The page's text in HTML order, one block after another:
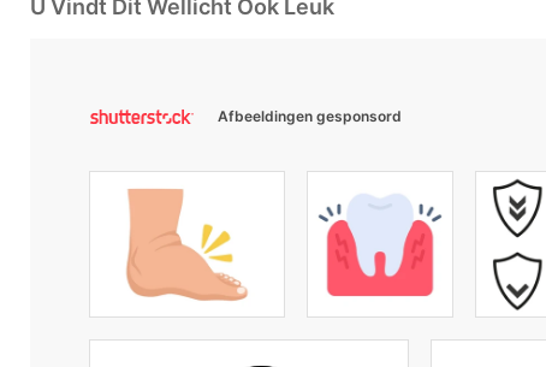
U Vindt Dit Wellicht Ook Leuk
Afbeeldingen gesponsord